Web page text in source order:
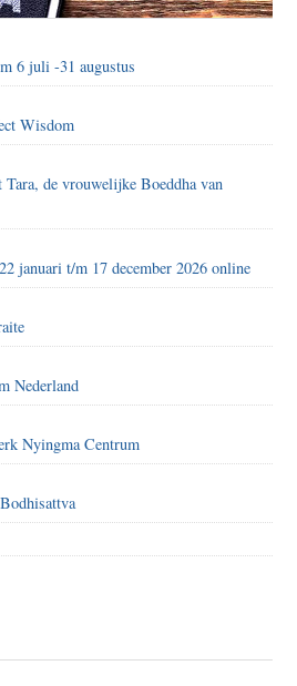
6 juli -31 augustus
Wisdom
Tara, de vrouwelijke Boeddha van
januari t/m 17 december 2026 online
Nederland
Nyingma Centrum